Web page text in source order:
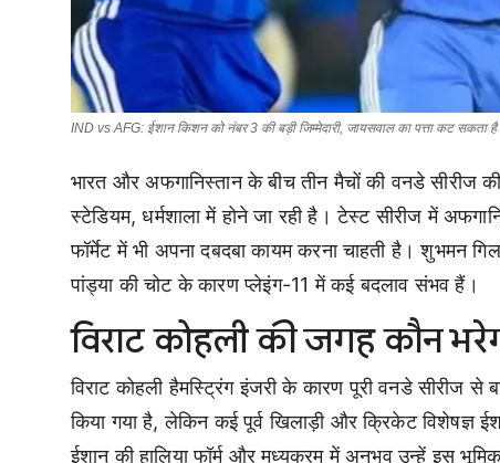
IND vs AFG: ईशान किशन को नंबर 3 की बड़ी जिम्मेदारी, जायसवाल का पत्ता कट सकता है
भारत और अफगानिस्तान के बीच तीन मैचों की वनडे
स्टेडियम, धर्मशाला में होने जा रही है। टेस्ट सीरीज में
फॉर्मेट में भी अपना दबदबा कायम करना चाहती है। शुभमन
पांड्या की चोट के कारण प्लेइंग-11 में कई बदलाव संभव हैं।
विराट कोहली की जगह कौन
विराट कोहली हैमस्ट्रिंग इंजरी के कारण पूरी वनडे सीरीज
किया गया है, लेकिन कई पूर्व खिलाड़ी और क्रिकेट विशेषज्ञ
ईशान की हालिया फॉर्म और मध्यक्रम में अनुभव उन्हें इस